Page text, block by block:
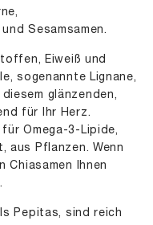
Sesamsamen.
Eiweiß und
sogenannte Lignane,
glänzenden,
für Ihr Herz.
Omega-3-Lipide,
aus Pflanzen. Wenn
Chiasamen Ihnen
Pepitas, sind reich